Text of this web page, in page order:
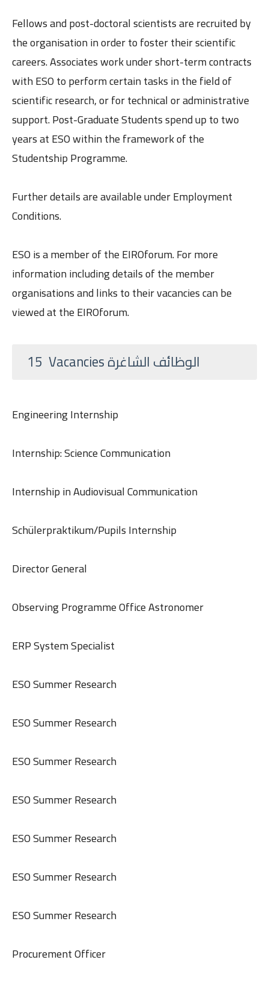
Fellows and post-doctoral scientists are recruited by
the organisation in order to foster their scientific
careers. Associates work under short-term contracts
with ESO to perform certain tasks in the field of
scientific research, or for technical or administrative
support. Post-Graduate Students spend up to two
years at ESO within the framework of the
Studentship Programme.
Further details are available under Employment
Conditions.
ESO is a member of the EIROforum. For more
information including details of the member
organisations and links to their vacancies can be
viewed at the EIROforum.
15 Vacancies الوظائف الشاغرة
Engineering Internship
Internship: Science Communication
Internship in Audiovisual Communication
Schülerpraktikum/Pupils Internship
Director General
Observing Programme Office Astronomer
ERP System Specialist
ESO Summer Research
ESO Summer Research
ESO Summer Research
ESO Summer Research
ESO Summer Research
ESO Summer Research
ESO Summer Research
Procurement Officer